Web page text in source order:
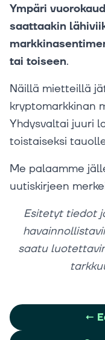
Ympäri
saattaakin
tai toiseen.
Näillä mietteillä
kryptomarkkinan
Yhdysvaltai juuri
toistaiseksi
Me palaamme
uutiskirjeen
Esitetyt tiedot
saatu
←